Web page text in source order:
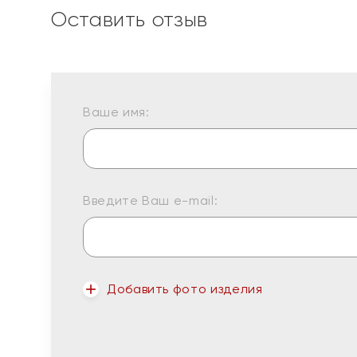
Оставить отзыв
Ваше имя:
Введите Ваш e-mail:
Добавить фото изделия